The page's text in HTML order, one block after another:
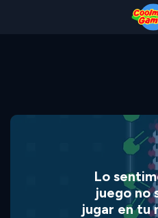
Lo
juego no
jugar en tu